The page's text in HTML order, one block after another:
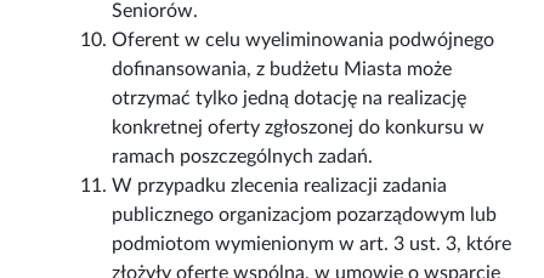
Seniorów.
Oferent w celu wyeliminowania podwójnego
dofinansowania, z budżetu Miasta może
otrzymać tylko jedną dotację na realizację
konkretnej oferty zgłoszonej do konkursu w
ramach poszczególnych zadań.
W przypadku zlecenia realizacji zadania
publicznego organizacjom pozarządowym lub
podmiotom wymienionym w art. 3 ust. 3, które
złożyły ofertę wspólną, w umowie o wsparcie